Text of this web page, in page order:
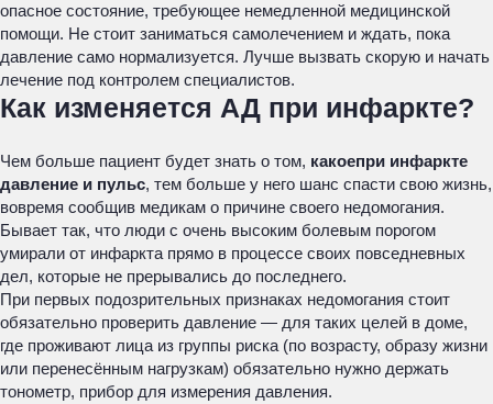
опасное состояние, требующее немедленной медицинской
помощи. Не стоит заниматься самолечением и ждать, пока
давление само нормализуется. Лучше вызвать скорую и начать
лечение под контролем специалистов.
Как изменяется АД при инфаркте?
Чем больше пациент будет знать о том, какоепри инфаркте
давление и пульс, тем больше у него шанс спасти свою жизнь,
вовремя сообщив медикам о причине своего недомогания.
Бывает так, что люди с очень высоким болевым порогом
умирали от инфаркта прямо в процессе своих повседневных
дел, которые не прерывались до последнего.
При первых подозрительных признаках недомогания стоит
обязательно проверить давление — для таких целей в доме,
где проживают лица из группы риска (по возрасту, образу жизни
или перенесённым нагрузкам) обязательно нужно держать
тонометр, прибор для измерения давления.